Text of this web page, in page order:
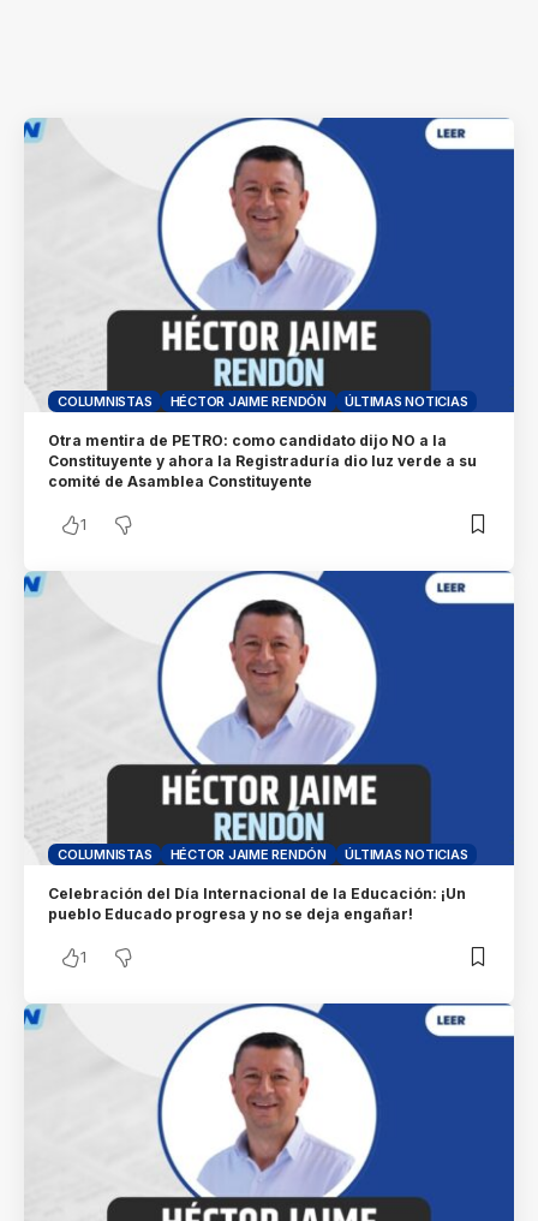
COLUMNISTAS HÉCTOR JAIME RENDÓN ÚLTIMAS NOTICIAS
Otra mentira de PETRO: como candidato dijo NO a la
Constituyente y ahora la Registraduría dio luz verde a su
comité de Asamblea Constituyente
1
COLUMNISTAS HÉCTOR JAIME RENDÓN ÚLTIMAS NOTICIAS
Celebración del Día Internacional de la Educación: ¡Un
pueblo Educado progresa y no se deja engañar!
1